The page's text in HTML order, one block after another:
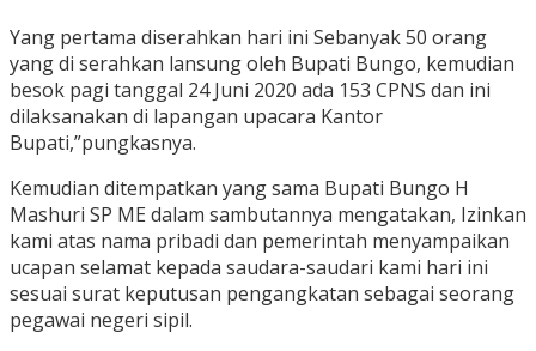
Yang pertama diserahkan hari ini Sebanyak 50 orang
yang di serahkan lansung oleh Bupati Bungo, kemudian
besok pagi tanggal 24 Juni 2020 ada 153 CPNS dan ini
dilaksanakan di lapangan upacara Kantor
Bupati,”pungkasnya.
Kemudian ditempatkan yang sama Bupati Bungo H
Mashuri SP ME dalam sambutannya mengatakan, Izinkan
kami atas nama pribadi dan pemerintah menyampaikan
ucapan selamat kepada saudara-saudari kami hari ini
sesuai surat keputusan pengangkatan sebagai seorang
pegawai negeri sipil.